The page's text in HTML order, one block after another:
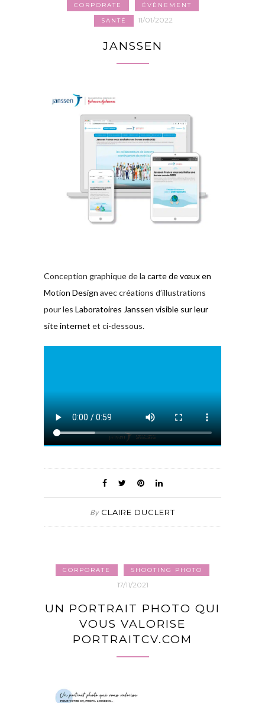
CORPORATE
ÉVÈNEMENT
SANTÉ
11/01/2022
JANSSEN
Conception graphique de la carte de vœux en
Motion Design avec créations d’illustrations
pour les Laboratoires Janssen visible sur leur
site internet et ci-dessous.
By CLAIRE DUCLERT
CORPORATE SHOOTING PHOTO
17/11/2021
UN PORTRAIT PHOTO QUI
VOUS VALORISE
PORTRAITCV.COM